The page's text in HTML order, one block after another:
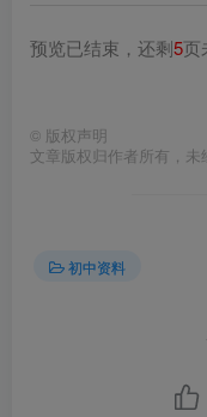
预览已结束，还剩5页
© 版权声明
文章版权归作者所有，未
初中资料